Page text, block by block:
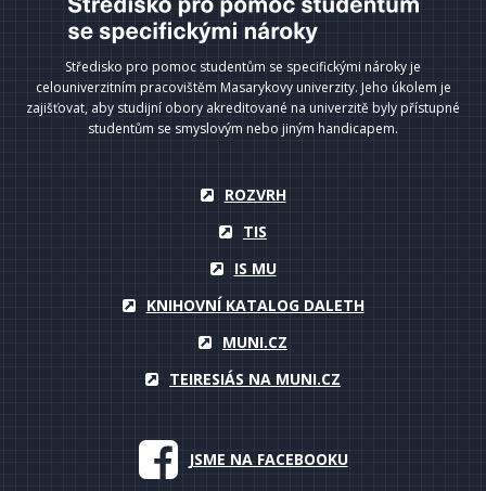
Středisko pro pomoc studentům se specifickými nároky je
celouniverzitním pracovištěm Masarykovy univerzity. Jeho úkolem je
zajišťovat, aby studijní obory akreditované na univerzitě byly přístupné
studentům se smyslovým nebo jiným handicapem.
ROZVRH
TIS
IS MU
KNIHOVNÍ KATALOG DALETH
MUNI.CZ
TEIRESIÁS NA MUNI.CZ
JSME NA FACEBOOKU